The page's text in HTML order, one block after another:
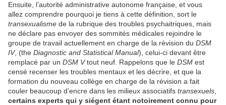
Ensuite, l’autorité administrative autonome française, et vous
allez comprendre pourquoi je tiens à cette définition, sort le
transexualisme de la rubrique des troubles psychaitriques, mais
ne déclare pas envoyer des sommités médicales rejoindre le
groupe de travail actuellement en charge de la révision du DSM
IV, (the Diagnostic and Statistical Manual), celui-ci devant être
remplacé par un DSM Vtout neuf. Rappelons que le DSM est
censé recenser les troubles mentaux et les décrire, et que la
formation du nouveau collège en charge de la révision a fait
couler beaucoup d’encre dans les milieux associatifs transexuels
certains experts qui y siégent étant notoirement connu pour